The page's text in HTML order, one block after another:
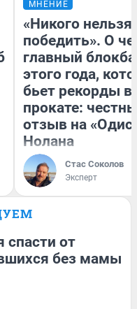
МНЕНИЕ
«Никого нельзя
победить». О
главный
этого года,
бьет рекорды в
прокате:
отзыв на
Нолана
Стас Соколов
Эксперт
спасти от
без мамы